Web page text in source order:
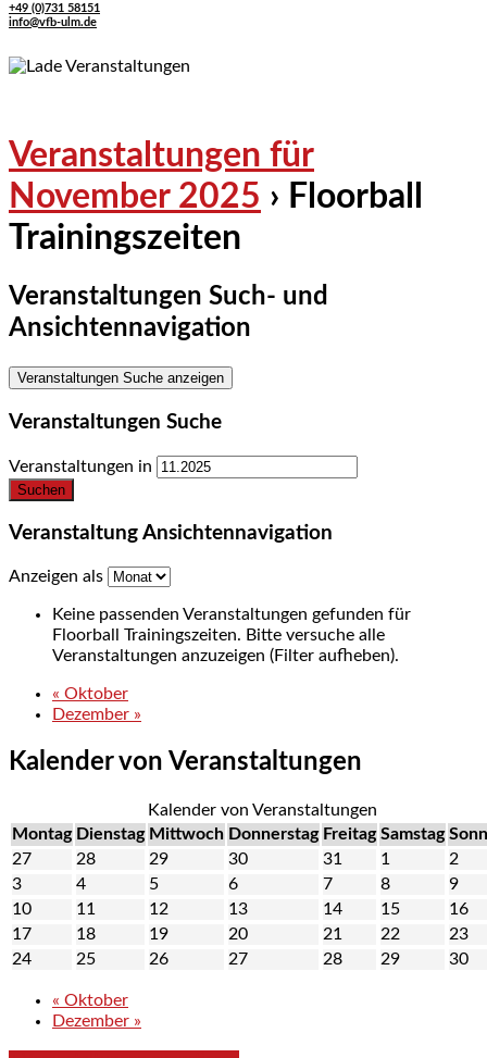
+49 (0)731 58151
info@vfb-ulm.de
Veranstaltungen für
November 2025 › Floorball
Trainingszeiten
Veranstaltungen Such- und
Ansichtennavigation
Veranstaltungen Suche anzeigen
Veranstaltungen Suche
Veranstaltungen in
Veranstaltung Ansichtennavigation
Anzeigen als
Keine passenden Veranstaltungen gefunden für
Floorball Trainingszeiten. Bitte versuche alle
Veranstaltungen anzuzeigen (Filter aufheben).
« Oktober
Dezember »
Kalender von Veranstaltungen
Kalender von Veranstaltungen
Montag Dienstag Mittwoch Donnerstag Freitag Samstag
27
28 29 30 31 1
2
3
4 5 6 7 8
9
10
11 12 13 14 15
16
17
18 19 20 21 22
23
24
25 26 27 28 29 30
« Oktober
Dezember »